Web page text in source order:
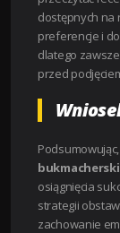
dostępnych na
preferencje i
dlatego
przed
Podsumowując,
osiągnięcia
strategii
zachowanie